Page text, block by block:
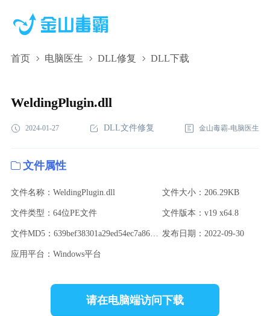
首页 电脑医生 DLL修复 DLL下载
WeldingPlugin.dll,WeldingPlugin.dll下载,WeldingPlugin.dll修复
WeldingPlugin.dll
2024-01-27 DLL文件修复 金山毒霸-电脑医生
文件属性
文件名称：WeldingPlugin.dll 文件大小：206.29KB
文件类型：64位PE文件 文件版本：v19 x64.8
文件MD5：639bef38301a29ed54ec7a8681d4cbd2 发布日期：2022-09-30
应用平台：Windows平台
请在电脑端访问下载